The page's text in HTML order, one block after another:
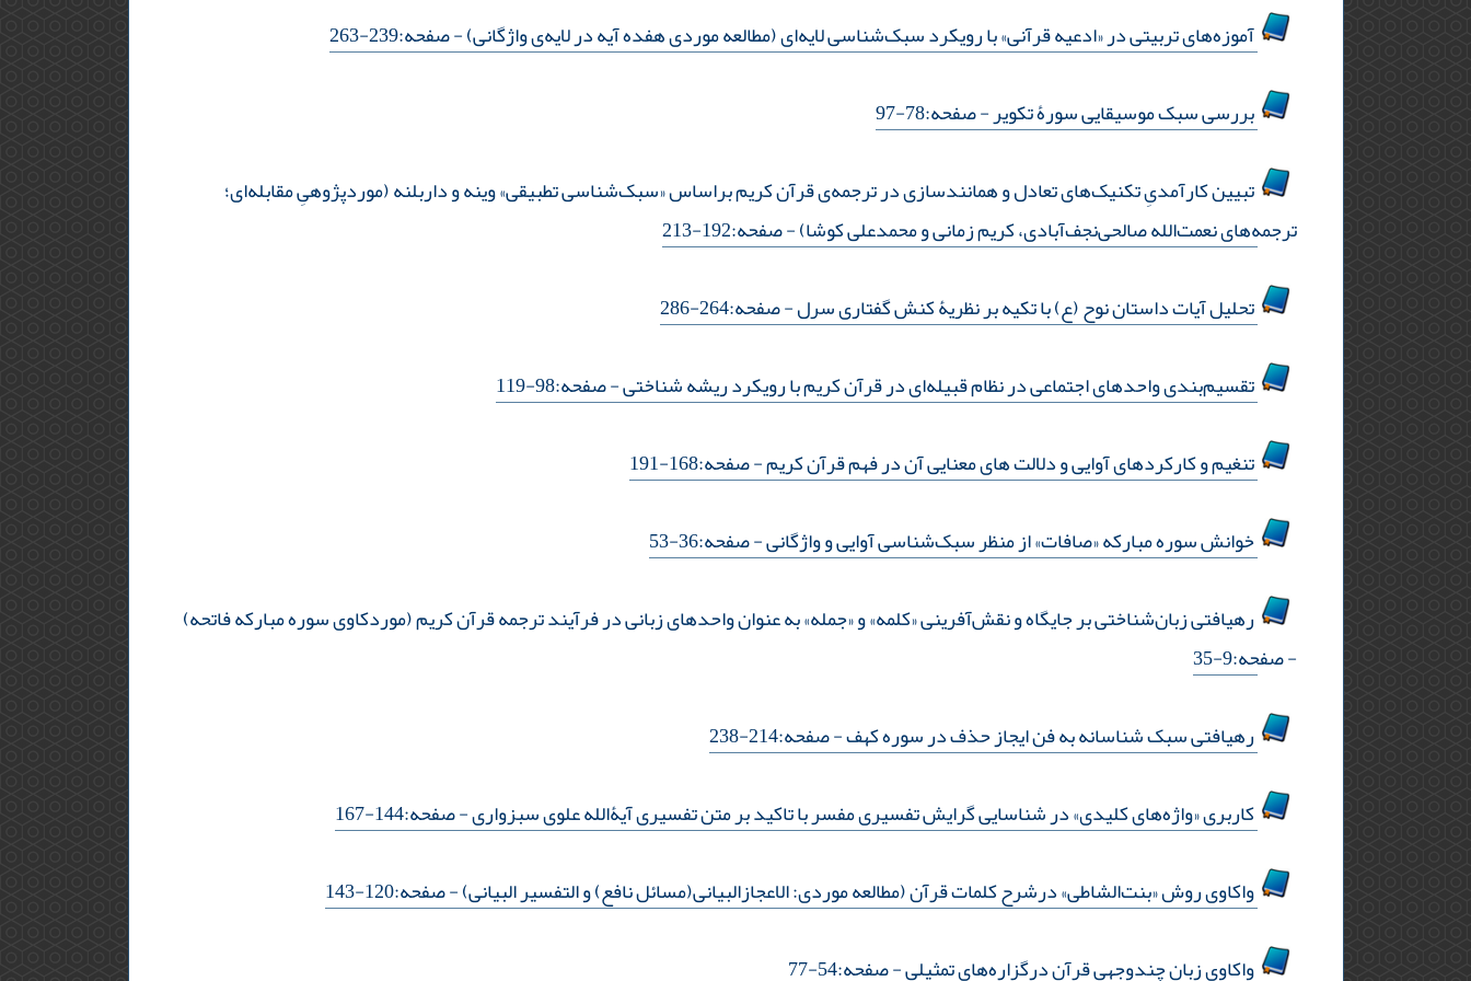
آموزه‌های تربیتی در «ادعیه قرآنی» با رویکرد سبک‌شناسی لایه‌ای (مطالعه موردی هفده آیه در لایه‌ی واژگانی)- صفحه:239-263
بررسی سبک موسیقایی سورۀ تکویر- صفحه:78-97
تبیین کارآمدیِ تکنیک‌های تعادل و همانندسازی در ترجمه‌ی قرآن کریم براساس «سبک‌شناسی تطبیقی» وینه و داربلنه (موردپژوهیِ مقابله‌ای؛
ترجمه‌های نعمت‌الله صالحی‌نجف‌آبادی، کریم زمانی و محمدعلی کوشا)- صفحه:192-213
تحلیل آیات داستان نوح (ع) با تکیه بر نظریۀ کنش گفتاری سرل- صفحه:264-286
تقسیم‌بندی واحدهای اجتماعی در نظام قبیله‌ای در قرآن کریم با رویکرد ریشه شناختی- صفحه:98-119
تنغیم و کارکردهای آوایی و دلالت های معنایی آن در فهم قرآن کریم- صفحه:168-191
خوانش سوره مبارکه «صافات» از منظر سبک‌شناسی آوایی و واژگانی- صفحه:36-53
رهیافتی زبان‌شناختی بر جایگاه و نقش‌آفرینی «کلمه» و «جمله» به عنوان واحدهای زبانی در فرآیند ترجمه قرآن کریم (موردکاوی سوره مبارکه فاتحه)
- صفحه:9-35
رهیافتی سبک شناسانه به فن ایجاز حذف در سوره کهف- صفحه:214-238
کاربری «واژه‌های کلیدی» در شناسایی گرایش تفسیری مفسر با تاکید بر متن تفسیری آیۀ‌الله علوی سبزواری- صفحه:144-167
واکاوی روش «بنت‌الشاطی» درشرح کلمات قرآن (مطالعه موردی: الاعجازالبیانی(مسائل نافع) و التفسیر البیانی)- صفحه:120-143
واکاوی زبان چندوجهی قرآن درگزاره‌های تمثیلی- صفحه:54-77